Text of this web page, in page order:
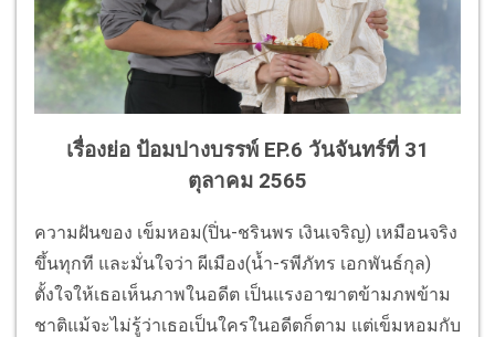
เรื่องย่อ ป้อมปางบรรพ์ EP.6 วันจันทร์ที่ 31
ตุลาคม 2565
ความฝันของ เข็มหอม(ปิ่น-ชรินพร เงินเจริญ) เหมือนจริง
ขึ้นทุกที และมั่นใจว่า ผีเมือง(น้ำ-รพีภัทร เอกพันธ์กุล)
ตั้งใจให้เธอเห็นภาพในอดีต เป็นแรงอาฆาตข้ามภพข้าม
ชาติแม้จะไม่รู้ว่าเธอเป็นใครในอดีตก็ตาม แต่เข็มหอมกับ